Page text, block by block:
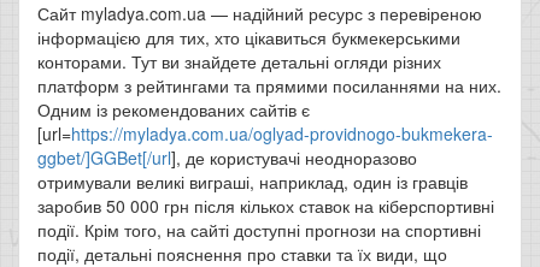
Сайт myladya.com.ua — надійний ресурс з перевіреною
інформацією для тих, хто цікавиться букмекерськими
конторами. Тут ви знайдете детальні огляди різних
платформ з рейтингами та прямими посиланнями на них.
Одним із рекомендованих сайтів є
[url=https://myladya.com.ua/oglyad-providnogo-bukmekera-
ggbet/]GGBet[/url], де користувачі неодноразово
отримували великі виграші, наприклад, один із гравців
заробив 50 000 грн після кількох ставок на кіберспортивні
події. Крім того, на сайті доступні прогнози на спортивні
події, детальні пояснення про ставки та їх види, що